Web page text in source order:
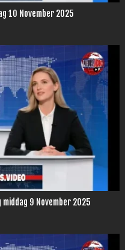
10 November 2025
9 November 2025